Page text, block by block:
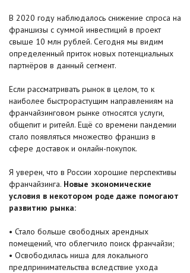
В 2020 году наблюдалось снижение спроса на
франшизы с суммой инвестиций в проект
свыше 10 млн рублей. Сегодня мы видим
определенный приток новых потенциальных
партнёров в данный сегмент.
Если рассматривать рынок в целом, то к
наиболее быстрорастущим направлениям на
франчайзинговом рынке относятся услуги,
общепит и ритейл. Ещё со времени пандемии
стало появляться множество франшиз в
сфере доставок и онлайн-покупок.
Я уверен, что в России хорошие перспективы
франчайзинга. Новые экономические
условия в некотором роде даже помогают
развитию рынка:
• Стало больше свободных арендных
помещений, что облегчило поиск франчайзи;
• Освободилась ниша для локального
предпринимательства вследствие ухода